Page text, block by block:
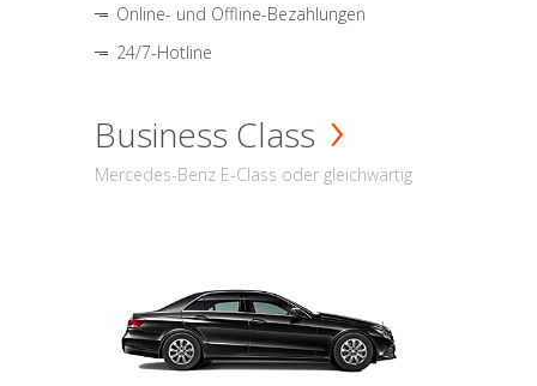
Online- und Offline-Bezahlungen
24/7-Hotline
Business Class
Mercedes-Benz E-Class oder gleichwärtig